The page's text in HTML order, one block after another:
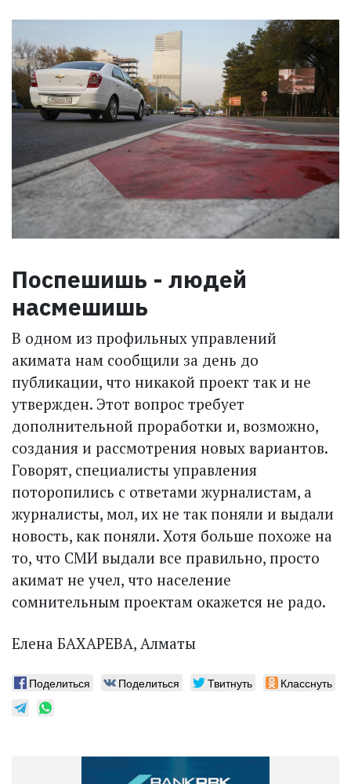
Поспешишь - людей
насмешишь
В одном из профильных управлений
акимата нам сообщили за день до
публикации, что никакой проект так и не
утвержден. Этот вопрос требует
дополнительной проработки и, возможно,
создания и рассмот­рения новых вариантов.
Говорят, специалисты управления
поторопились с ответами журналистам, а
журналисты, мол, их не так поняли и выдали
новость, как поняли. Хотя больше похоже на
то, что СМИ выдали все правильно, просто
акимат не учел, что население
сомнительным проектам окажется не радо.
Елена БАХАРЕВА, Алматы
Поделиться Поделиться Твитнуть Класснуть